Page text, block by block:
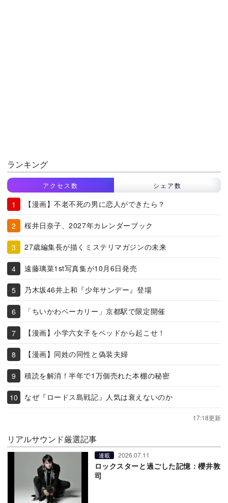
ランキング
アクセス数 シェア数
【漫画】不老不死の男に恋人ができたら？
桜井日奈子、2027年カレンダーブック
27歳編集長が描くミステリマガジンの未来
遠藤璃菜1st写真集が10月6日発売
乃木坂46井上和『少年サンデー』登場
「ちいかわベーカリー」京都駅で限定開催
【漫画】小学六女子をベッドから起こせ！
【漫画】同姓の同性と偽装夫婦
積読を解消！半年で1万個売れた本棚の秘密
なぜ『ロードス島戦記』人気は衰えないのか
17:18更新
リアルサウンド厳選記事
連載 2026.07.11
ロックスターと過ごした記憶：櫻井敦
司